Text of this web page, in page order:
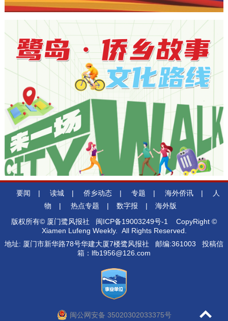
要闻 | 读城 | 侨乡动态 | 专题 | 海外侨讯 |
人
物
| 热点专题 | 数字报 |
海外版
版权所有© 厦门鹭风报社 闽ICP备19003249号-1
CopyRight ©
Xiamen Lufeng Weekly. All Rights Reserved.
地址: 厦门市新华路78号华建大厦7楼鹭风报社 邮编:361003 投稿信
箱：lfb1956@126.com
闽公网安备 35020302033375号